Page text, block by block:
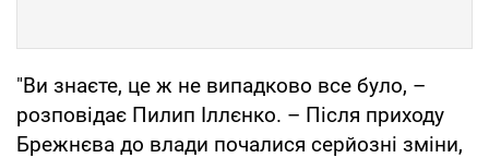
"Ви знаєте, це ж не випадково все було, –
розповідає Пилип Іллєнко. – Після приходу
Брежнєва до влади почалися серйозні зміни,